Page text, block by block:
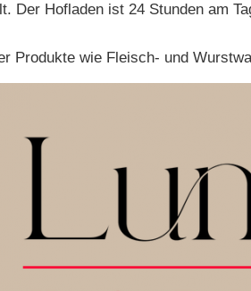
Der Hofladen ist 24 Stunden am
Produkte wie Fleisch- und